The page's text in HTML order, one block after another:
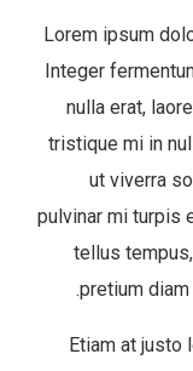
Lorem ipsum
Integer
nulla erat,
tristique mi in
ut viverra
pulvinar mi turpis
tellus
pretium
Etiam at justo